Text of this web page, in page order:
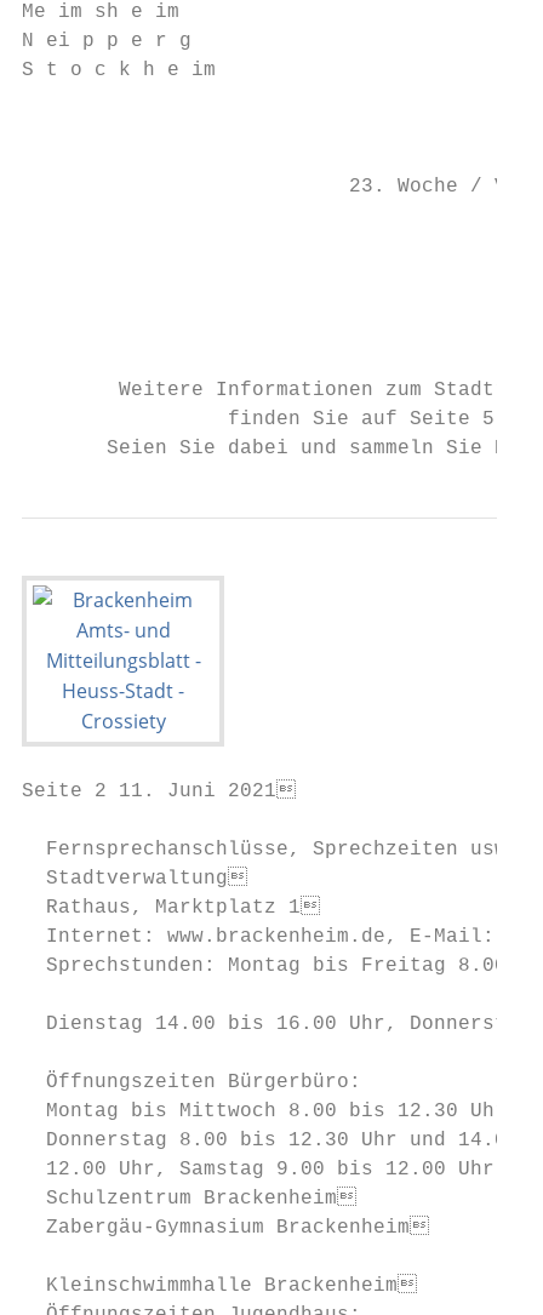
Me im sh e im
N ei p p e r g
S t o c k h e im
23. Woche /
Weitere Informationen zum
                 finden Sie auf Seite 5
Seien Sie dabei und sammeln Sie
Seite 2 11. Juni 2021                                                                                                                              Brackenheim

  Fernsprechanschlüsse, Sprechzeiten usw.
  Stadtverwaltung                                             Tel. 105-0        Ärztlicher Notfalldienst in Brackenheim
  Rathaus, Marktplatz 1                                    Fax 105-188          Montag bis Freitag von 19.00 bis 22.00 Uhr
  Internet: www.brackenheim.de, E-Mail: info@brackenheim.de                      Samstag, Sonntag, feiertags von 8.00 bis 22.00 Uhr
  Sprechstunden: Montag bis Freitag 8.00 bis 12.00 Uhr                           Ein notdiensthabender Arzt ist nachts von 22.00 bis 7.00 Uhr unter
                                                                                 Tel. 116117 erreichbar.
  Dienstag 14.00 bis 16.00 Uhr, Donnerstag 14.00 bis 18.00 Uhr
                                                                                 Der Ärztliche Notfalldienst ist zuständig in dringlichen, aber nicht akut
  Öffnungszeiten Bürgerbüro:                                                     lebensbedrohlichen Fällen
  Montag bis Mittwoch 8.00 bis 12.30 Uhr und 14.00 bis 16.00 Uhr,                Direktwahl Brackenheim: 07135/9360821
  Donnerstag 8.00 bis 12.30 Uhr und 14.00 bis 18.00 Uhr, Freitag 8.00 bis        Bundeseinheitliche Rufnummer: 116117
  12.00 Uhr, Samstag 9.00 bis 12.00 Uhr                                          Notfallpraxis Brackenheim, Maulbronner Str. 15, 74336 Brackenheim
  Schulzentrum Brackenheim                                     Tel. 982941      Ärztlicher Notdienst Zabergäu
  Zabergäu-Gymnasium Brackenheim                               Tel. 982911      An allen Wochentagen von 7.00 Uhr bis 19.00 Uhr
                                                                                 •Patienten von Dres. Balz, Dantz, Frank, Hamann, Karnetzky, Korn,
  Kleinschwimmhalle Brackenheim                                Tel. 982925        Langosch-Sinz, Moissl, Müller, Romero-Massa, Schirrmann, Stark,
  Öffnungszeiten Jugendhaus:                                                       Stellzig-Ullrich, Tempelfeld, Weigand: Notdienstnummer: 07135/1712000
  Mo., Di., Fr. 19.00–22.00 Uhr, So. 18.00–22.00 Uhr                             • In lebensbedrohlichen Notfällen ist die Rettungsleitstelle unter der
                                                                                   112 jederzeit zu erreichen!
  Öffnungszeiten der Stadtbücherei                          Tel. 3970           Kinderärztlicher